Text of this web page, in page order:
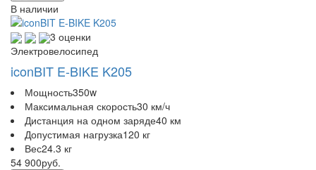
В наличии
3 оценки
Электровелосипед
iconBIT E-BIKE K205
Мощность350w
Максимальная скорость30 км/ч
Дистанция на одном заряде40 км
Допустимая нагрузка120 кг
Вес24.3 кг
54 900руб.